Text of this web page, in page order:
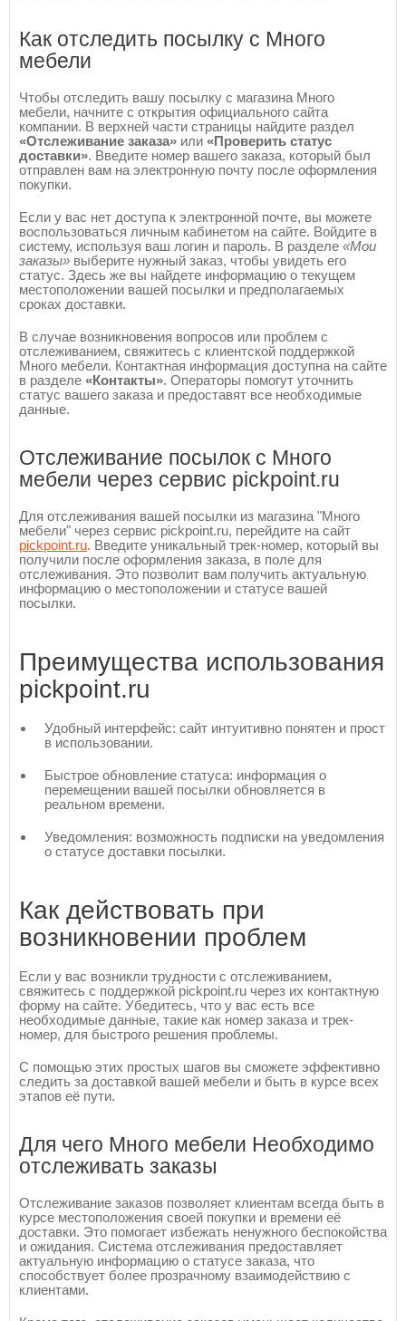
Как отследить посылку с Много
мебели
Чтобы отследить вашу посылку с магазина Много
мебели, начните с открытия официального сайта
компании. В верхней части страницы найдите раздел
«Отслеживание заказа» или «Проверить статус
доставки». Введите номер вашего заказа, который был
отправлен вам на электронную почту после оформления
покупки.
Если у вас нет доступа к электронной почте, вы можете
воспользоваться личным кабинетом на сайте. Войдите в
систему, используя ваш логин и пароль. В разделе «Мои
заказы» выберите нужный заказ, чтобы увидеть его
статус. Здесь же вы найдете информацию о текущем
местоположении вашей посылки и предполагаемых
сроках доставки.
В случае возникновения вопросов или проблем с
отслеживанием, свяжитесь с клиентской поддержкой
Много мебели. Контактная информация доступна на сайте
в разделе «Контакты». Операторы помогут уточнить
статус вашего заказа и предоставят все необходимые
данные.
Отслеживание посылок с Много
мебели через сервис pickpoint.ru
Для отслеживания вашей посылки из магазина "Много
мебели" через сервис pickpoint.ru, перейдите на сайт
pickpoint.ru. Введите уникальный трек-номер, который вы
получили после оформления заказа, в поле для
отслеживания. Это позволит вам получить актуальную
информацию о местоположении и статусе вашей
посылки.
Преимущества использования
pickpoint.ru
Удобный интерфейс: сайт интуитивно понятен и прост
в использовании.
Быстрое обновление статуса: информация о
перемещении вашей посылки обновляется в
реальном времени.
Уведомления: возможность подписки на уведомления
о статусе доставки посылки.
Как действовать при
возникновении проблем
Если у вас возникли трудности с отслеживанием,
свяжитесь с поддержкой pickpoint.ru через их контактную
форму на сайте. Убедитесь, что у вас есть все
необходимые данные, такие как номер заказа и трек-
номер, для быстрого решения проблемы.
С помощью этих простых шагов вы сможете эффективно
следить за доставкой вашей мебели и быть в курсе всех
этапов её пути.
Для чего Много мебели Необходимо
отслеживать заказы
Отслеживание заказов позволяет клиентам всегда быть в
курсе местоположения своей покупки и времени её
доставки. Это помогает избежать ненужного беспокойства
и ожидания. Система отслеживания предоставляет
актуальную информацию о статусе заказа, что
способствует более прозрачному взаимодействию с
клиентами.